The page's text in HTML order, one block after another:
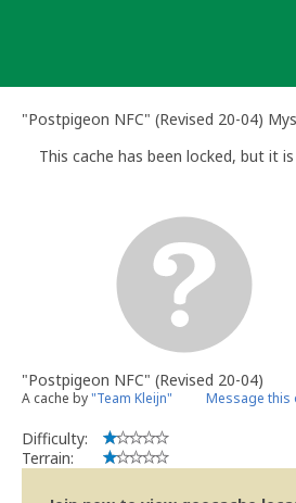
"Postpigeon NFC" (Revised 20-04)
This cache has been locked, but it
"Postpigeon NFC" (Revised 20-04)
A cache by"Team Kleijn" Message this
Difficulty:
Terrain: